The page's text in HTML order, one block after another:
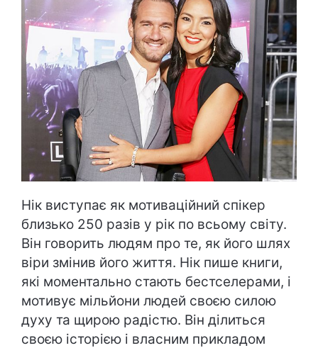
Нік виступає як мотиваційний спікер
близько 250 разів у рік по всьому світу.
Він говорить людям про те, як його шлях
віри змінив його життя. Нік пише книги,
які моментально стають бестселерами, і
мотивує мільйони людей своєю силою
духу та щирою радістю. Він ділиться
своєю історією і власним прикладом